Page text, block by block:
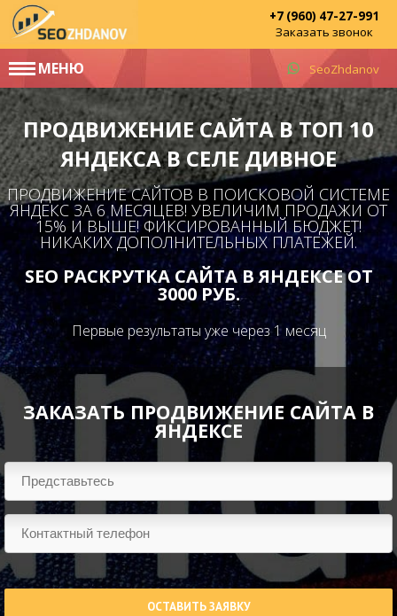
SeoZhdanov
+7 (960) 47-27-991
Заказать звонок
МЕНЮ
ПРОДВИЖЕНИЕ САЙТА В ТОП 10
ЯНДЕКСА В СЕЛЕ ДИВНОЕ
ПРОДВИЖЕНИЕ САЙТОВ В ПОИСКОВОЙ СИСТЕМЕ
ЯНДЕКС ЗА 6 МЕСЯЦЕВ! УВЕЛИЧИМ ПРОДАЖИ ОТ
15% И ВЫШЕ! ФИКСИРОВАННЫЙ БЮДЖЕТ!
НИКАКИХ ДОПОЛНИТЕЛЬНЫХ ПЛАТЕЖЕЙ.
SEO РАСКРУТКА САЙТА В ЯНДЕКСЕ ОТ
3000 РУБ.
Первые результаты уже через 1 месяц
ЗАКАЗАТЬ ПРОДВИЖЕНИЕ САЙТА В
ЯНДЕКСЕ
ОСТАВИТЬ ЗАЯВКУ